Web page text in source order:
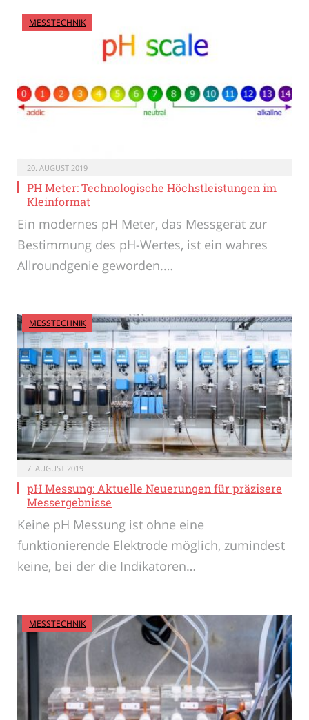
MESSTECHNIK
20. AUGUST 2019
PH Meter: Technologische Höchstleistungen im
Kleinformat
Ein modernes pH Meter, das Messgerät zur
Bestimmung des pH-Wertes, ist ein wahres
Allroundgenie geworden.…
MESSTECHNIK
7. AUGUST 2019
pH Messung: Aktuelle Neuerungen für präzisere
Messergebnisse
Keine pH Messung ist ohne eine
funktionierende Elektrode möglich, zumindest
keine, bei der die Indikatoren…
MESSTECHNIK